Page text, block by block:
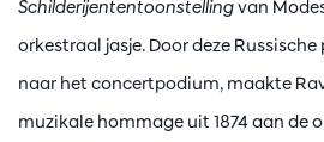
Schilderijententoonstellingvan
orkestraal jasje. Door deze
naar het concertpodium, maakte
muzikale hommage uit 1874 aan de